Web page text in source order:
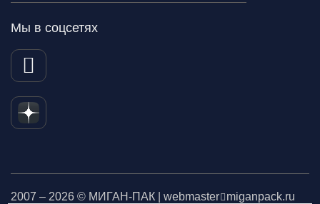
Мы в соцсетях
2007 – 2026 © МИГАН-ПАК | webmaster miganpack.ru